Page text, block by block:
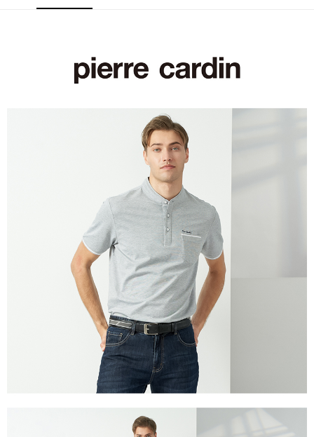
付款後全家取貨
每筆NT$60，滿NT$1,200(含以上)免運費
每筆NT$60，滿NT$1,200(含以上)免運費
每筆NT$60，滿NT$1,200(含以上)免運費
付款後7-11取貨
每筆NT$60，滿NT$1,200(含以上)免運費
每筆NT$80，滿NT$1,200(含以上)免運費
每筆NT$80，滿NT$1,200(含以上)免運費